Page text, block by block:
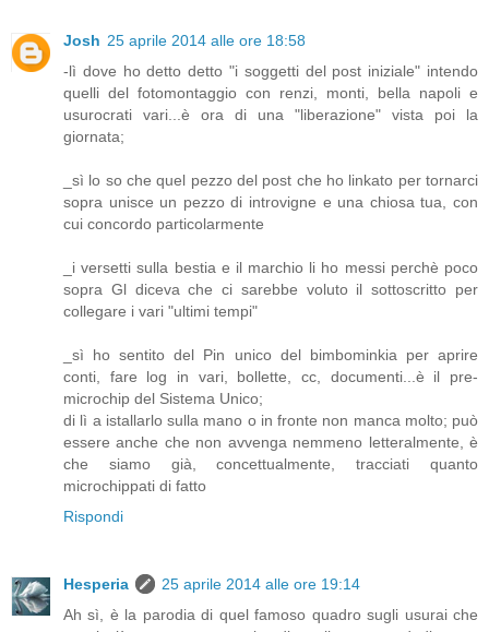
Josh 25 aprile 2014 alle ore 18:58
-lì dove ho detto detto "i soggetti del post iniziale" intendo
quelli del fotomontaggio con renzi, monti, bella napoli e
usurocrati vari...è ora di una "liberazione" vista poi la
giornata;
_sì lo so che quel pezzo del post che ho linkato per tornarci
sopra unisce un pezzo di introvigne e una chiosa tua, con
cui concordo particolarmente
_i versetti sulla bestia e il marchio li ho messi perchè poco
sopra Gl diceva che ci sarebbe voluto il sottoscritto per
collegare i vari "ultimi tempi"
_sì ho sentito del Pin unico del bimbominkia per aprire
conti, fare log in vari, bollette, cc, documenti...è il pre-
microchip del Sistema Unico;
di lì a istallarlo sulla mano o in fronte non manca molto; può
essere anche che non avvenga nemmeno letteralmente, è
che siamo già, concettualmente, tracciati quanto
microchippati di fatto
Rispondi
Hesperia
25 aprile 2014 alle ore 19:14
Ah sì, è la parodia di quel famoso quadro sugli usurai che